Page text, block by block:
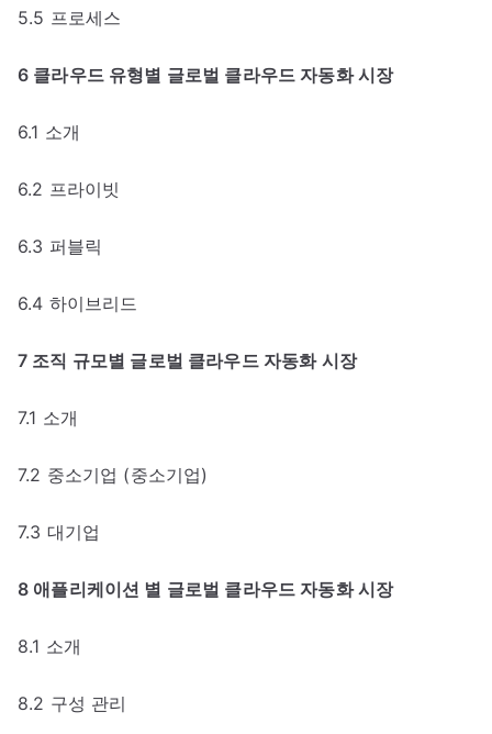
5.5 프로세스
6 클라우드 유형별 글로벌 클라우드 자동화 시장
6.1 소개
6.2 프라이빗
6.3 퍼블릭
6.4 하이브리드
7 조직 규모별 글로벌 클라우드 자동화 시장
7.1 소개
7.2 중소기업 (중소기업)
7.3 대기업
8 애플리케이션 별 글로벌 클라우드 자동화 시장
8.1 소개
8.2 구성 관리